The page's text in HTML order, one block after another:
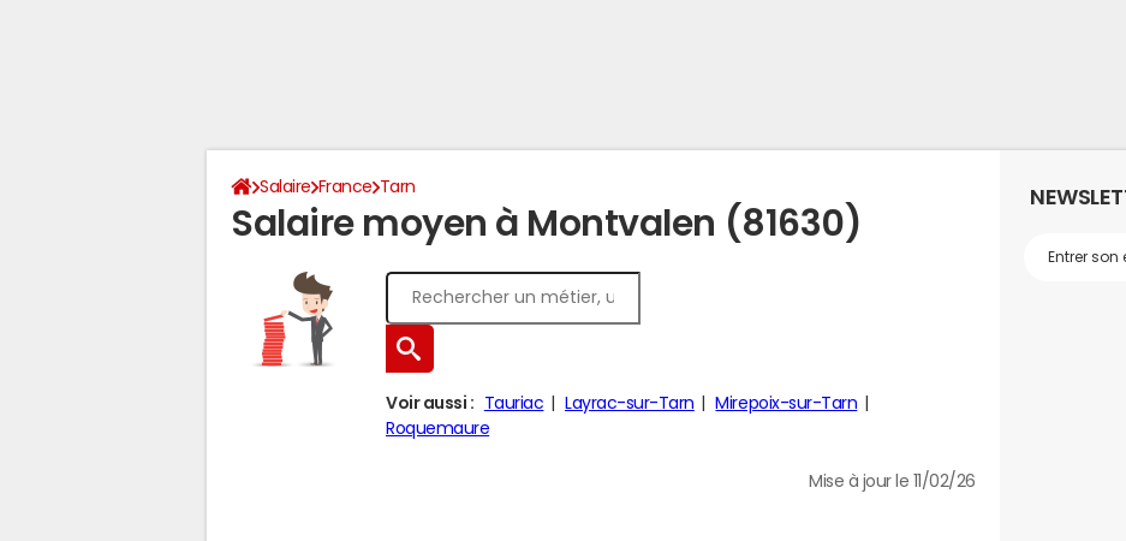
Salaire France Tarn
Salaire moyen à Montvalen (81630)
Voir aussi : Tauriac Layrac-sur-Tarn
Mirepoix-sur-Tarn
Roquemaure
Mise à jour le 11/02/26